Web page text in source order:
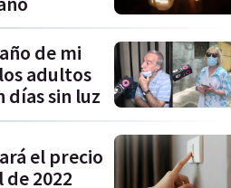
de mi
adultos
días sin luz
el precio
2022